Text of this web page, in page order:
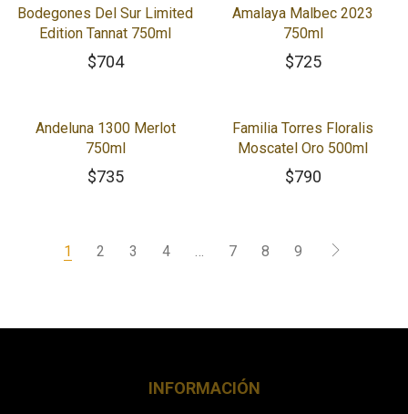
Bodegones Del Sur Limited
Edition Tannat 750ml
$704
Amalaya Malbec 2023
750ml
$725
Andeluna 1300 Merlot
750ml
$735
Familia Torres Floralis
Moscatel Oro 500ml
$790
1 2 3 4 … 7 8 9
INFORMACIÓN